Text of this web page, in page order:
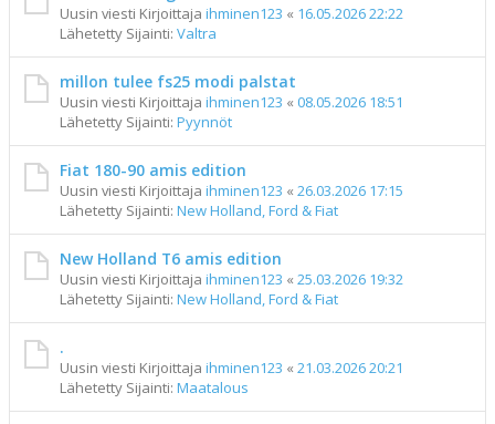
Uusin viesti Kirjoittaja ihminen123 « 16.05.2026 22:22
Lähetetty Sijainti: Valtra
millon tulee fs25 modi palstat
Uusin viesti Kirjoittaja ihminen123 « 08.05.2026 18:51
Lähetetty Sijainti: Pyynnöt
Fiat 180-90 amis edition
Uusin viesti Kirjoittaja ihminen123 « 26.03.2026 17:15
Lähetetty Sijainti: New Holland, Ford & Fiat
New Holland T6 amis edition
Uusin viesti Kirjoittaja ihminen123 « 25.03.2026 19:32
Lähetetty Sijainti: New Holland, Ford & Fiat
.
Uusin viesti Kirjoittaja ihminen123 « 21.03.2026 20:21
Lähetetty Sijainti: Maatalous